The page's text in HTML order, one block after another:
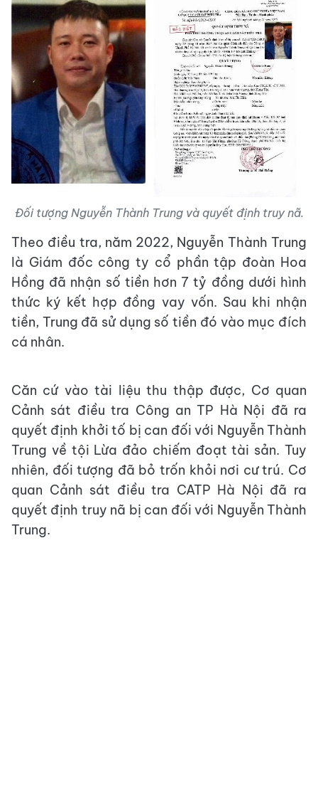
Đối tượng Nguyễn Thành Trung và quyết định truy nã.
Theo điều tra, năm 2022, Nguyễn Thành Trung
là Giám đốc công ty cổ phần tập đoàn Hoa
Hồng đã nhận số tiền hơn 7 tỷ đồng dưới hình
thức ký kết hợp đồng vay vốn. Sau khi nhận
tiền, Trung đã sử dụng số tiền đó vào mục đích
cá nhân.
Căn cứ vào tài liệu thu thập được, Cơ quan
Cảnh sát điều tra Công an TP Hà Nội đã ra
quyết định khởi tố bị can đối với Nguyễn Thành
Trung về tội Lừa đảo chiếm đoạt tài sản. Tuy
nhiên, đối tượng đã bỏ trốn khỏi nơi cư trú. Cơ
quan Cảnh sát điều tra CATP Hà Nội đã ra
quyết định truy nã bị can đối với Nguyễn Thành
Trung.